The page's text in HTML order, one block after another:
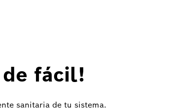
fácil!
sanitaria de tu sistema.